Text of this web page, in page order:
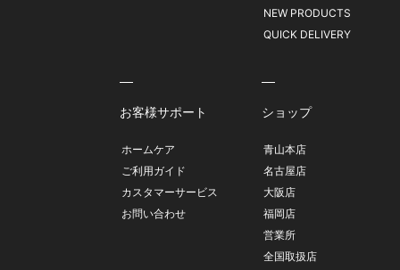
NEW PRODUCTS
QUICK DELIVERY
お客様サポート
ホームケア
ご利用ガイド
カスタマーサービス
お問い合わせ
ショップ
青山本店
名古屋店
大阪店
福岡店
営業所
全国取扱店